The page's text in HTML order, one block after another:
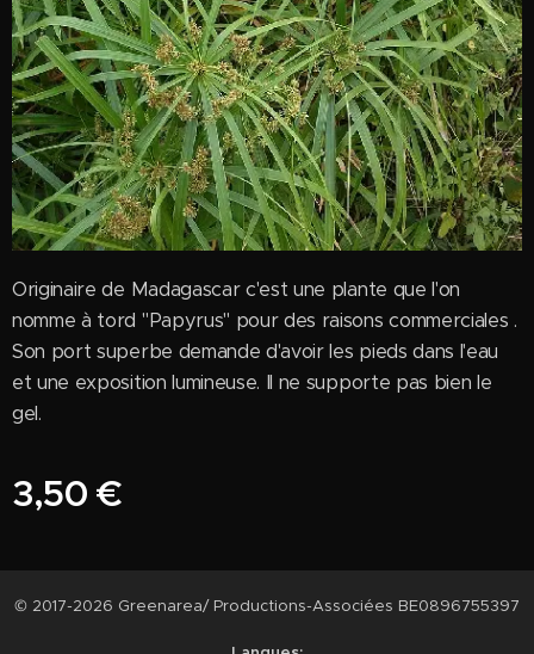
Originaire de Madagascar c'est une plante que l'on
nomme à tord "Papyrus" pour des raisons commerciales .
Son port superbe demande d'avoir les pieds dans l'eau
et une exposition lumineuse. Il ne supporte pas bien le
gel.
3,50 €
© 2017-2026 Greenarea/ Productions-Associées BE0896755397